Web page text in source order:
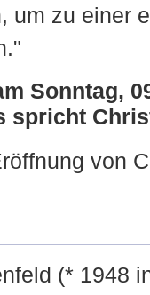
um zu einer
Sonntag,
spricht
von
(* 1948